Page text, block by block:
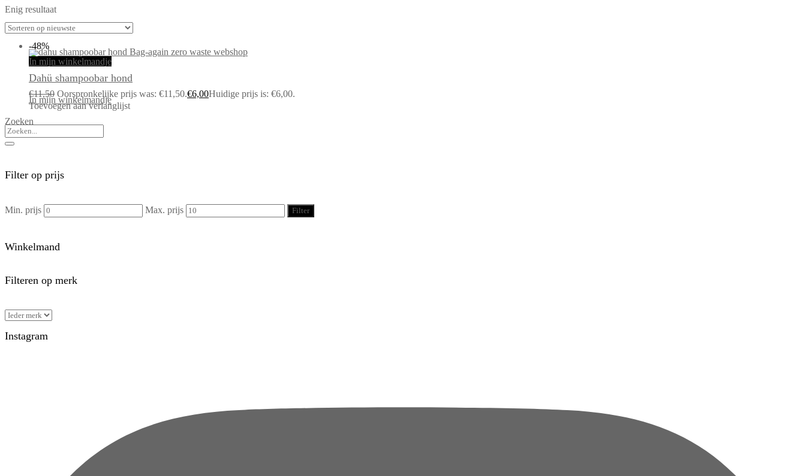
Enig resultaat
-48%
In mijn winkelmandje
Dahü shampoobar hond
€11,50 Oorspronkelijke prijs was: €11,50.€6,00Huidige prijs is: €6,00.
In mijn winkelmandje
Toevoegen aan verlanglijst
Zoeken
Filter op prijs
Min. prijs Max. prijs Filter
Winkelmand
Filteren op merk
Instagram